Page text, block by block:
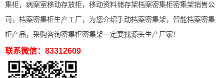
集柜，病案室移动存放柜，移动资料储存架档案密集柜密集架销售公
司，档案密集柜生产工厂，为您介绍手动档案密集架，智能档案密集
柜产品，采购咨询密集柜密集架一定要找源头生产厂家！
联系微信：83312609